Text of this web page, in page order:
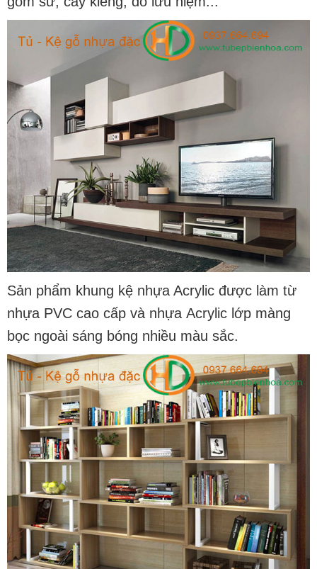
Sản phẩm khung kệ nhựa Acrylic được làm từ
nhựa PVC cao cấp và nhựa Acrylic lớp màng
bọc ngoài sáng bóng nhiều màu sắc.